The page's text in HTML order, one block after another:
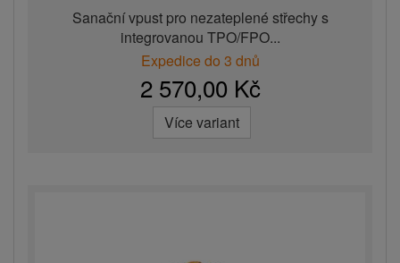
Sanační vpust pro nezateplené střechy s
integrovanou TPO/FPO...
Expedice do 3 dnů
2 570,00 Kč
Více variant